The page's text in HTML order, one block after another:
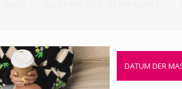
DATUM DER